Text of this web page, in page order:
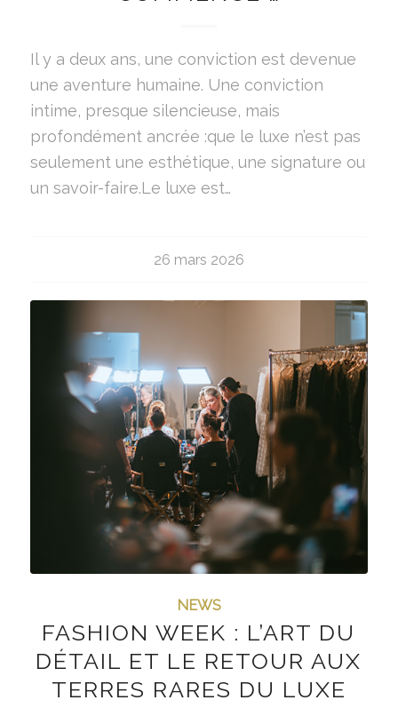
Il y a deux ans, une conviction est devenue
une aventure humaine. Une conviction
intime, presque silencieuse, mais
profondément ancrée :que le luxe n’est pas
seulement une esthétique, une signature ou
un savoir-faire.Le luxe est…
26 mars 2026
NEWS
FASHION WEEK : L’ART DU
DÉTAIL ET LE RETOUR AUX
TERRES RARES DU LUXE